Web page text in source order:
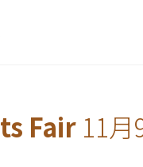
Fair11月